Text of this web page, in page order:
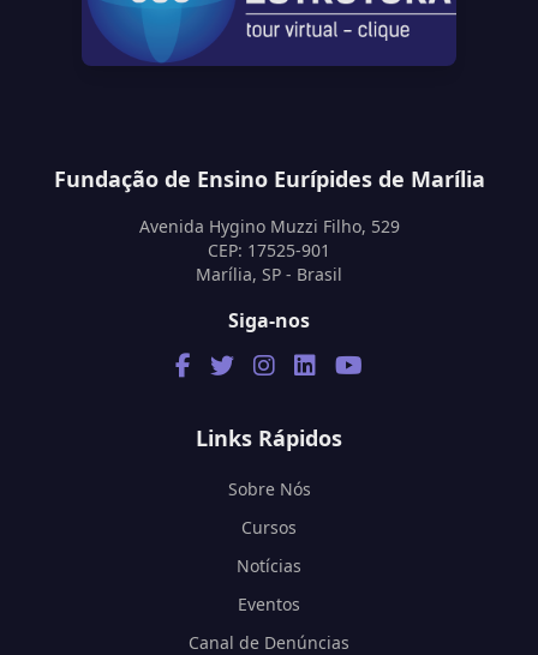
Fundação de Ensino Eurípides de Marília
Avenida Hygino Muzzi Filho, 529
CEP: 17525-901
Marília, SP - Brasil
Siga-nos
Links Rápidos
Sobre Nós
Cursos
Notícias
Eventos
Canal de Denúncias